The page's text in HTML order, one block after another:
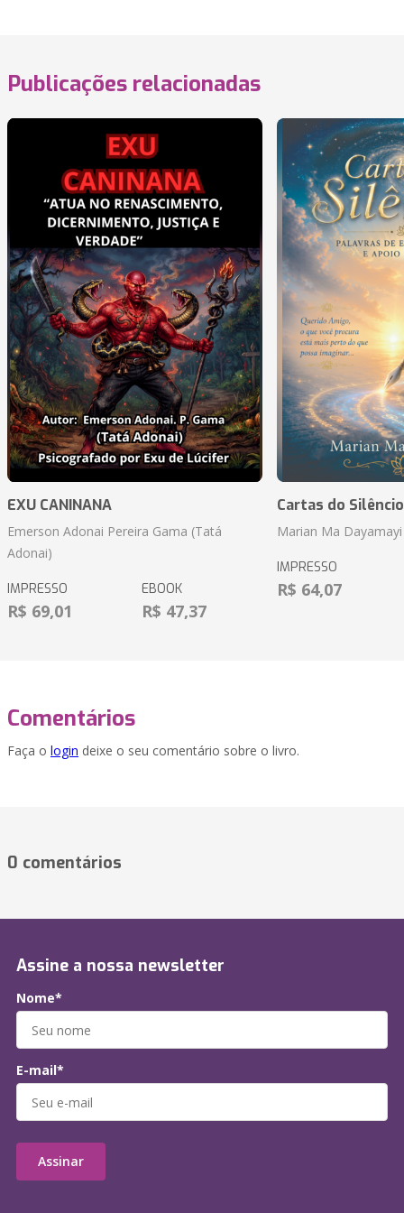
Publicações relacionadas
EXU CANINANA
Emerson Adonai Pereira Gama (Tatá
Adonai)
IMPRESSO
R$ 69,01
EBOOK
R$ 47,37
Cartas do Silêncio
Marian Ma Dayamayi
IMPRESSO
R$ 64,07
Comentários
Faça o login deixe o seu comentário sobre o livro.
0 comentários
Assine a nossa newsletter
Nome*
E-mail*
Assinar